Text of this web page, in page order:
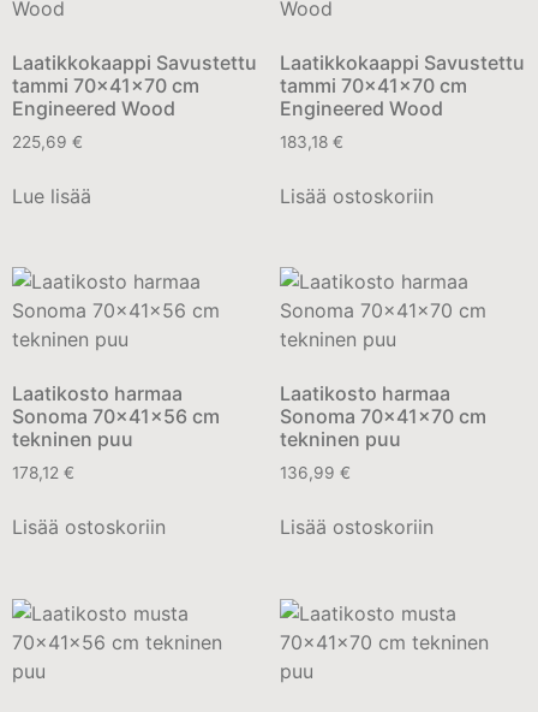
Laatikkokaappi Savustettu
tammi 70x41x70 cm
Engineered Wood
225,69 €
Lue lisää
Laatikkokaappi Savustettu
tammi 70x41x70 cm
Engineered Wood
183,18 €
Lisää ostoskoriin
Laatikosto harmaa
Sonoma 70x41x56 cm
tekninen puu
178,12 €
Lisää ostoskoriin
Laatikosto harmaa
Sonoma 70x41x70 cm
tekninen puu
136,99 €
Lisää ostoskoriin